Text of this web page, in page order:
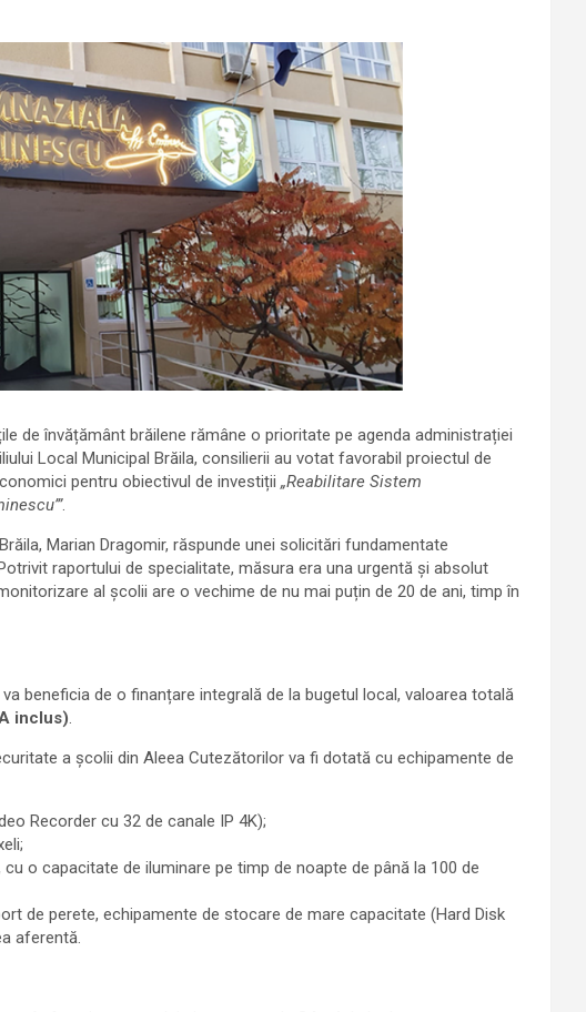
de învățământ brăilene rămâne o prioritate pe agenda administrației
Local Municipal Brăila, consilierii au votat favorabil proiectul de
pentru obiectivul de investiții „Reabilitare Sistem
.
Marian Dragomir, răspunde unei solicitări fundamentate
raportului de specialitate, măsura era una urgentă și absolut
al școlii are o vechime de nu mai puțin de 20 de ani, timp în
beneficia de o finanțare integrală de la bugetul local, valoarea totală
inclus).
a școlii din Aleea Cutezătorilor va fi dotată cu echipamente de
Recorder cu 32 de canale IP 4K);
o capacitate de iluminare pe timp de noapte de până la 100 de
de perete, echipamente de stocare de mare capacitate (Hard Disk
aferentă.